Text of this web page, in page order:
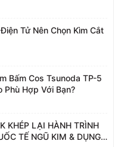
Tử Nên Chọn Kìm Cắt
Bấm Cos Tsunoda TP-5
Phù Hợp Với Bạn?
KHÉP LẠI HÀNH TRÌNH
TẾ NGŨ KIM & DỤNG